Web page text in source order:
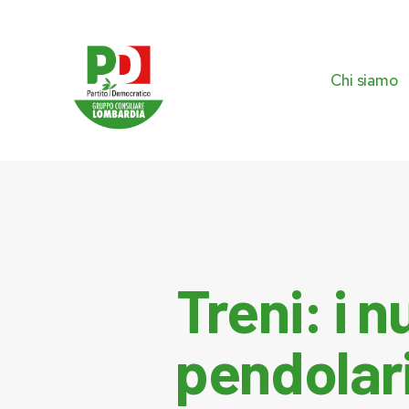
Chi siamo
Treni: i